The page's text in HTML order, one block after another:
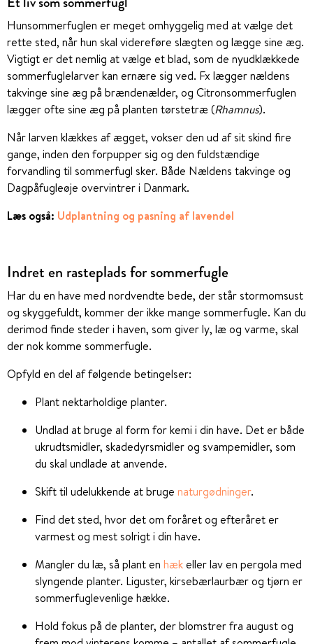
Hunsommerfuglen er meget omhyggelig med at vælge det
rette sted, når hun skal videreføre slægten og lægge sine æg.
Vigtigt er det nemlig at vælge et blad, som de nyudklækkede
sommerfuglelarver kan ernære sig ved. Fx lægger nældens
takvinge sine æg på brændenælder, og Citronsommerfuglen
lægger ofte sine æg på planten tørstetræ (Rhamnus).
Når larven klækkes af ægget, vokser den ud af sit skind fire
gange, inden den forpupper sig og den fuldstændige
forvandling til sommerfugl sker. Både Nældens takvinge og
Dagpåfugleøje overvintrer i Danmark.
Læs også: Udplantning og pasning af lavendel
Indret en rasteplads for sommerfugle
Har du en have med nordvendte bede, der står stormomsust
og skyggefuldt, kommer der ikke mange sommerfugle. Kan du
derimod finde steder i haven, som giver ly, læ og varme, skal
der nok komme sommerfugle.
Opfyld en del af følgende betingelser:
Plant nektarholdige planter.
Undlad at bruge al form for kemi i din have. Det er både
ukrudtsmidler, skadedyrsmidler og svampemidler, som
du skal undlade at anvende.
Skift til udelukkende at bruge naturgødninger.
Find det sted, hvor det om foråret og efteråret er
varmest og mest solrigt i din have.
Mangler du læ, så plant en hækeller lav en pergola med
slyngende planter. Liguster, kirsebærlaurbær og tjørn er
sommerfuglevenlige hække.
Hold fokus på de planter, der blomstrer fra august og